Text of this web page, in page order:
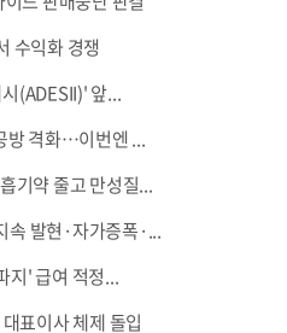
수익화 경쟁
(ADESII)' 앞...
방 격화…이번엔 ...
기약 줄고 만성질...
속 발현·자가증폭·...
지' 급여 적정...
표이사 체제 돌입